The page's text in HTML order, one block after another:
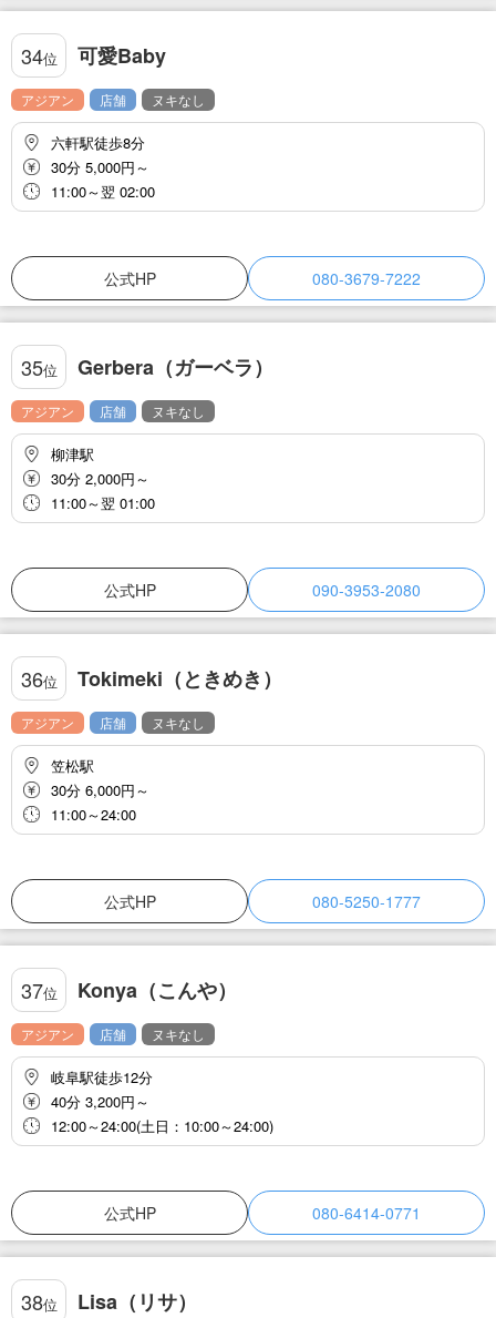
34位 可愛Baby
アジアン 店舗 ヌキなし
六軒駅徒歩8分
30分 5,000円～
11:00～翌 02:00
公式HP 080-3679-7222
35位 Gerbera（ガーベラ）
アジアン 店舗 ヌキなし
柳津駅
30分 2,000円～
11:00～翌 01:00
公式HP 090-3953-2080
36位 Tokimeki（ときめき）
アジアン 店舗 ヌキなし
笠松駅
30分 6,000円～
11:00～24:00
公式HP 080-5250-1777
37位 Konya（こんや）
アジアン 店舗 ヌキなし
岐阜駅徒歩12分
40分 3,200円～
12:00～24:00(土日：10:00～24:00)
公式HP 080-6414-0771
38位 Lisa（リサ）